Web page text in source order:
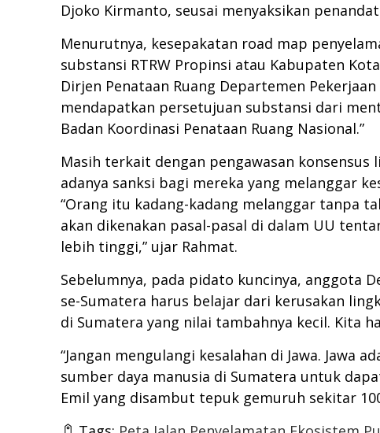
Djoko Kirmanto, seusai menyaksikan
Menurutnya, kesepakatan road map
substansi RTRW Propinsi atau Kabupaten
Dirjen Penataan Ruang Departemen
mendapatkan persetujuan substansi dari
Badan Koordinasi Penataan Ruang Nasional.”
Masih terkait dengan pengawasan
adanya sanksi bagi mereka yang melanggar
“Orang itu kadang-kadang melanggar tanpa
akan dikenakan pasal-pasal di dalam UU
lebih tinggi,” ujar Rahmat.
Sebelumnya, pada pidato kuncinya, anggota
se-Sumatera harus belajar dari kerusakan
di Sumatera yang nilai tambahnya kecil. Kita
“Jangan mengulangi kesalahan di Jawa. Jawa
sumber daya manusia di Sumatera untuk
Emil yang disambut tepuk gemuruh sekitar